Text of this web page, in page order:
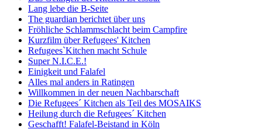
Lang lebe die B-Seite
The guardian berichtet über uns
Fröhliche Schlammschlacht beim Campfire
Kurzfilm über Refugees' Kitchen
Refugees`Kitchen macht Schule
Super N.I.C.E.!
Einigkeit und Falafel
Alles mal anders in Ratingen
Willkommen in der neuen Nachbarschaft
Die Refugees´ Kitchen als Teil des MOSAIKS
Heilung durch die Refugees´ Kitchen
Geschafft! Falafel-Beistand in Köln